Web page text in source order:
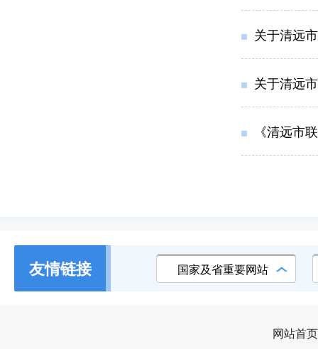
关于清远
关于清远
《清远市
友情链接 国家及省重要网站
网站首页